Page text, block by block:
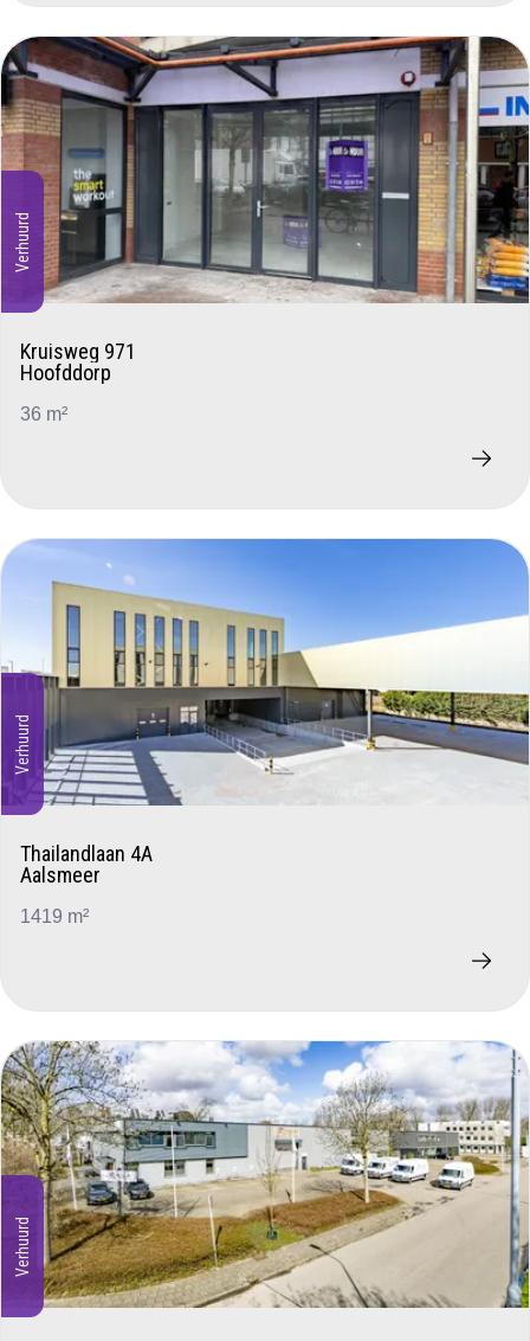
Verhuurd
Kruisweg 971
Hoofddorp
36 m²
Verhuurd
Thailandlaan 4A
Aalsmeer
1419 m²
Verhuurd